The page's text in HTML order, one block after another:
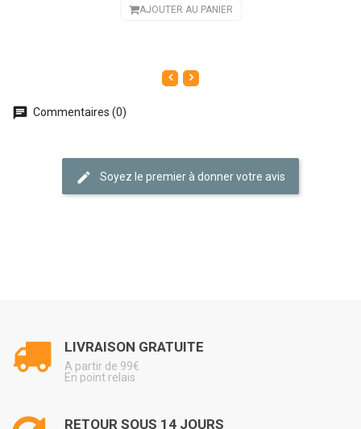
AJOUTER AU PANIER
Commentaires (0)
Soyez le premier à donner votre avis
LIVRAISON GRATUITE
A partir de 99€
En point relais
RETOUR SOUS 14 JOURS